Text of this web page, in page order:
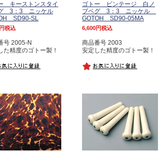
キーストンスタイ
3：3 ニッケル
SD90-SL
税込
号 2005-N
た精度のゴトー製！
ゴトー ビンテージ 白ノ
ブペグ 3：3 ニッケル
GOTOH SD90-05MA
6,600 税込
商品番号 2003
安定した精度のゴトー製！